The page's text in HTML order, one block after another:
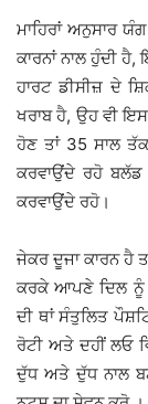
ਮਾਹਿਰਾਂ ਅਨੁਸਾਰ
ਕਾਰਨਾਂ ਨਾਲ ਹੁੰਦੀ
ਹਾਰਟ ਡੀਸੀਜ਼ ਦੇ
ਖਰਾਬ ਹੈ, ਉਹ ਵੀ
ਹੋਣ ਤਾਂ 35 ਸਾਲ
ਕਰਵਾਉਂਦੇ ਰਹੋ
ਕਰਵਾਉਂਦੇ ਰਹੋ।
ਜੇਕਰ ਦੂਜਾ ਕਾਰਨ ਹੈ
ਕਰਕੇ ਆਪਣੇ ਦਿਲ ਨੂੰ
ਦੀ ਥਾਂ ਸੰਤੁਲਿਤ
ਰੋਟੀ ਅਤੇ ਦਹੀਂ ਲਓ
ਦੁੱਧ ਅਤੇ ਦੁੱਧ ਨਾਲ